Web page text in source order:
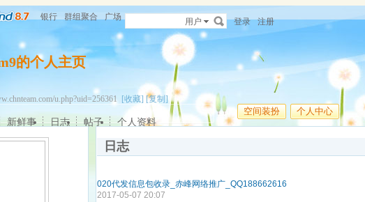
银行 群组聚合 广场 用户 登录 注册
的个人主页
u.php?uid=256361 [收藏] [复制]
空间装扮 个人中心
新鲜事 日志 帖子 个人资料
日志
020代发信息包收录_赤峰网络推广_QQ188662616
2017-05-07 20:07